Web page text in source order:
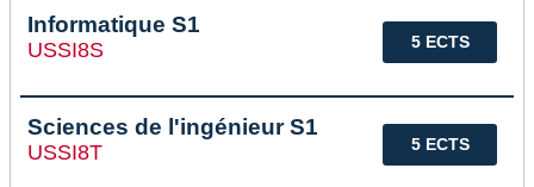
5 ECTS
Informatique S1
USSI8S
5 ECTS
Sciences de l'ingénieur S1
USSI8T